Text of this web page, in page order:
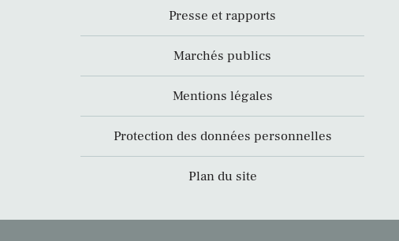
Presse et rapports
Marchés publics
Mentions légales
Protection des données personnelles
Plan du site